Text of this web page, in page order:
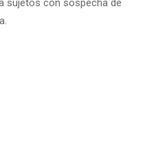
sujetos con sospecha de